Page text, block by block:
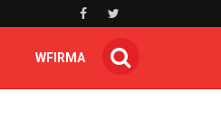
WFIRMA